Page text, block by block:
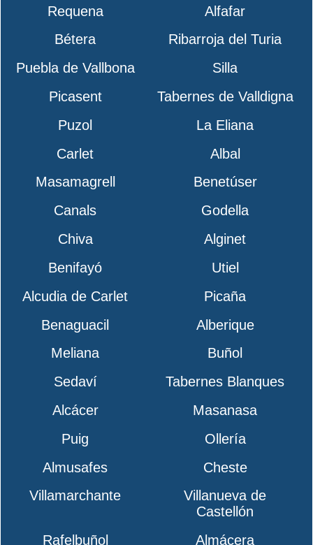
Requena
Alfafar
Bétera
Ribarroja del Turia
Puebla de Vallbona
Silla
Picasent
Tabernes de Valldigna
Puzol
La Eliana
Carlet
Albal
Masamagrell
Benetúser
Canals
Godella
Chiva
Alginet
Benifayó
Utiel
Alcudia de Carlet
Picaña
Benaguacil
Alberique
Meliana
Buñol
Sedaví
Tabernes Blanques
Alcácer
Masanasa
Puig
Ollería
Almusafes
Cheste
Villamarchante
Villanueva de
Castellón
Rafelbuñol
Almácera